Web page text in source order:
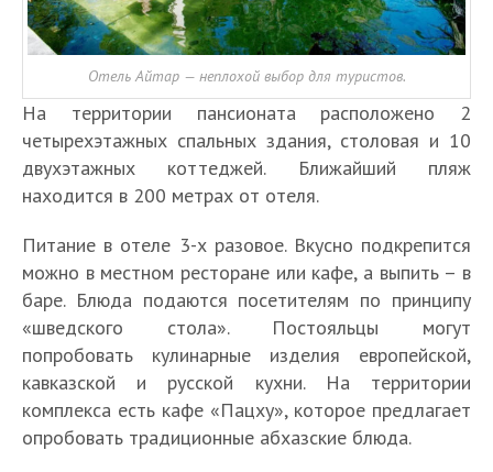
Отель Айтар — неплохой выбор для туристов.
На территории пансионата расположено 2
четырехэтажных спальных здания, столовая и 10
двухэтажных коттеджей. Ближайший пляж
находится в 200 метрах от отеля.
Питание в отеле 3-х разовое. Вкусно подкрепится
можно в местном ресторане или кафе, а выпить – в
баре. Блюда подаются посетителям по принципу
«шведского стола». Постояльцы могут
попробовать кулинарные изделия европейской,
кавказской и русской кухни. На территории
комплекса есть кафе «Пацху», которое предлагает
опробовать традиционные абхазские блюда.